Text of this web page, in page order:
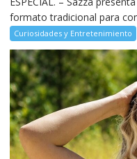
formato tradicional para
Curiosidades y Entretenimiento